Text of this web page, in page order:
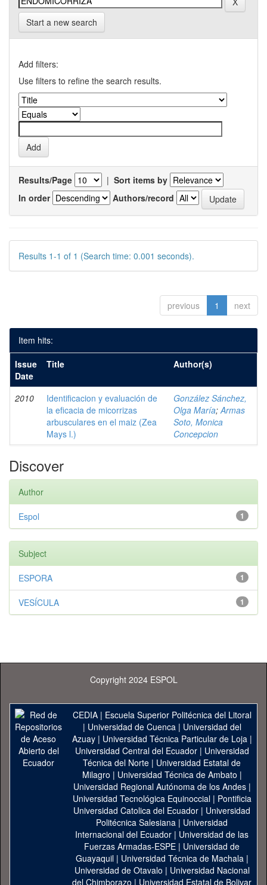
Start a new search
Add filters:
Use filters to refine the search results.
Results/Page | Sort items by
In order
Authors/record
Results 1-1 of 1 (Search time: 0.001 seconds).
previous 1 next
Item hits:
Issue
Date
Title Author(s)
2010
Identificacion y evaluación de
la eficacia de micorrizas
arbusculares en el maiz (Zea
Mays l.)
González Sánchez,
Olga María;Armas
Soto, Monica
Concepcion
Discover
Author
1
Espol
Subject
1
ESPORA
1
VESÍCULA
Copyright 2024 ESPOL
CEDIA| Escuela Superior Politécnica del Litoral
| Universidad de Cuenca| Universidad del
Azuay| Universidad Técnica Particular de Loja|
Universidad Central del Ecuador| Universidad
Técnica del Norte | Universidad Estatal de
Milagro | Universidad Técnica de Ambato |
Universidad Regional Autónoma de los Andes|
Universidad Tecnológica Equinoccial| Pontificia
Universidad Catolica del Ecuador | Universidad
Politécnica Salesiana | Universidad
Internacional del Ecuador | Universidad de las
Fuerzas Armadas-ESPE | Universidad de
Guayaquil| Universidad Técnica de Machala|
Universidad de Otavalo | Universidad Nacional
del Chimborazo | Universidad Estatal de Bolivar